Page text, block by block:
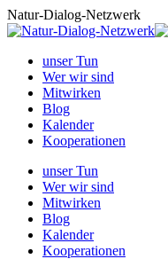
Zum
Inhalt
Natur-Dialog-Netzwerk
unser Tun
Wer wir sind
Mitwirken
Blog
Kalender
Kooperationen
unser Tun
Wer wir sind
Mitwirken
Blog
Kalender
Kooperationen